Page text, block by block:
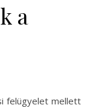
a
felügyelet mellett